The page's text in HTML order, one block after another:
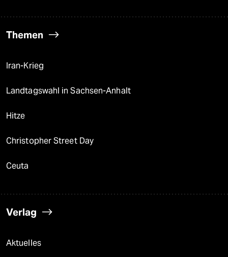
Themen
Iran-Krieg
Landtagswahl in Sachsen-Anhalt
Hitze
Christopher Street Day
Ceuta
Verlag
Aktuelles